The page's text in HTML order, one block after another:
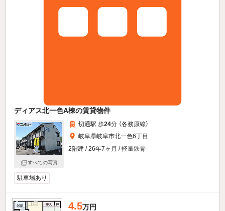
ディアス北一色A棟の賃貸物件
すべての写真
切通駅 歩24分 （各務原線）
岐阜県岐阜市北一色6丁目
2階建 / 26年7ヶ月 / 軽量鉄骨
駐車場あり
4.5万円